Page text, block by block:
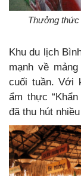
Thưởng thức
Khu du lịch
mạnh về
cuối tuần. Với
ẩm thực
đã thu hút